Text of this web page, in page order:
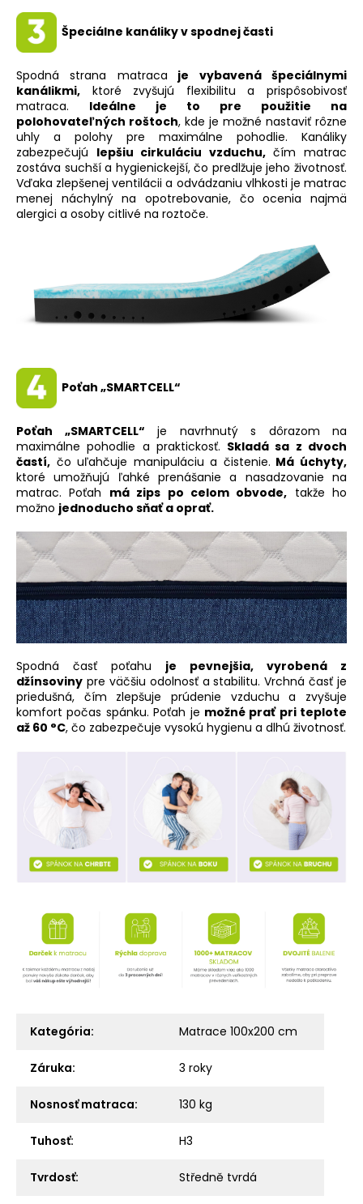
Špeciálne kanáliky v spodnej časti
Spodná strana matraca je vybavená špeciálnymi
kanálikmi, ktoré zvyšujú flexibilitu a prispôsobivosť
matraca. Ideálne je to pre použitie na
polohovateľných roštoch, kde je možné nastaviť rôzne
uhly a polohy pre maximálne pohodlie. Kanáliky
zabezpečujú lepšiu cirkuláciu vzduchu,čím matrac
zostáva suchší a hygienickejší, čo predlžuje jeho životnosť.
Vďaka zlepšenej ventilácii a odvádzaniu vlhkosti je matrac
menej náchylný na opotrebovanie, čo ocenia najmä
alergici a osoby citlivé na roztoče.
Poťah „SMARTCELL“
Poťah „SMARTCELL“ je navrhnutý s dôrazom na
maximálne pohodlie a praktickosť. Skladá sa z dvoch
častí, čo uľahčuje manipuláciu a čistenie. Má úchyty,
ktoré umožňujú ľahké prenášanie a nasadzovanie na
matrac. Poťah má zips po celom obvode, takže ho
možno jednoducho sňať a oprať.
Spodná časť poťahu je pevnejšia, vyrobená z
džínsoviny pre väčšiu odolnosť a stabilitu. Vrchná časť je
priedušná, čím zlepšuje prúdenie vzduchu a zvyšuje
komfort počas spánku. Poťah je možné prať pri teplote
až 60 °C, čo zabezpečuje vysokú hygienu a dlhú životnosť.
Kategória: Matrace 100x200 cm
Záruka: 3 roky
Nosnosť matraca: 130 kg
Tuhosť: H3
Tvrdosť: Středně tvrdá